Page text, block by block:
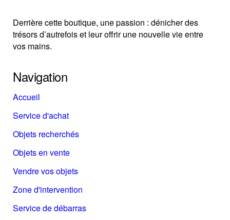
Derrière cette boutique, une passion : dénicher des
trésors d’autrefois et leur offrir une nouvelle vie entre
vos mains.
Navigation
Accueil
Service d'achat
Objets recherchés
Objets en vente
Vendre vos objets
Zone d'intervention
Service de débarras